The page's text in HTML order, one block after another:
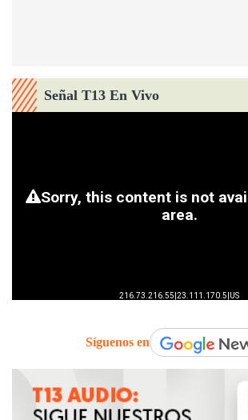
Señal T13 En Vivo
Síguenos en